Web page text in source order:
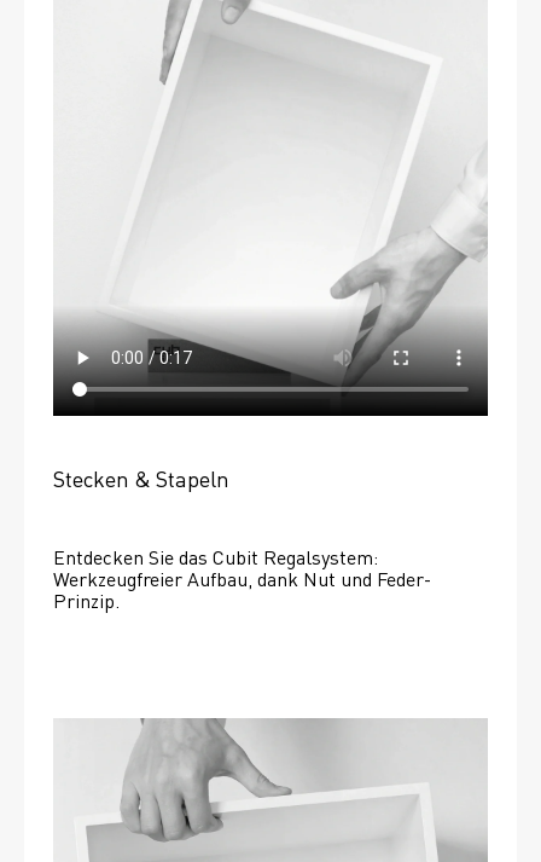
Stecken & Stapeln
Entdecken Sie das Cubit Regalsystem:
Werkzeugfreier Aufbau, dank Nut und Feder-
Prinzip.